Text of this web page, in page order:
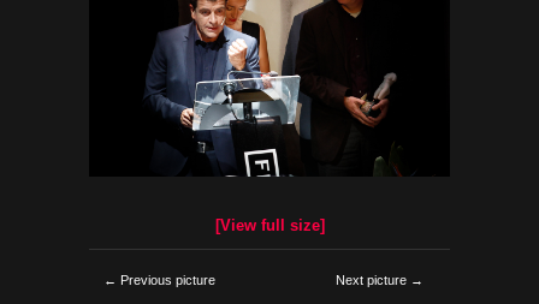
[View full size]
← Previous picture Next picture →